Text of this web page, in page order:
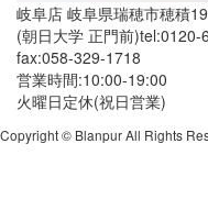
岐阜店 岐阜県瑞穂市穂積
(朝日大学 正門前)tel:0120-
fax:058-329-1718
営業時間:10:00-19:00
火曜日定休(祝日営業)
Copyright © Blanpur All Rights